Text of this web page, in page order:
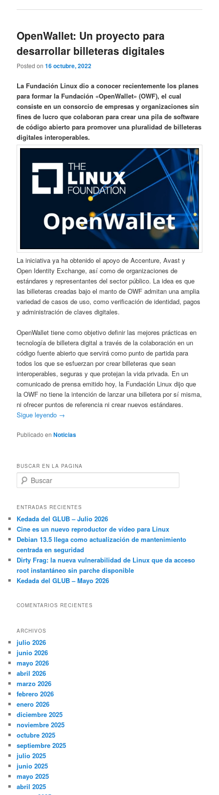
OpenWallet: Un proyecto para
desarrollar billeteras digitales
Posted on16 octubre, 2022
La Fundación Linux dio a conocer recientemente los planes
para formar la Fundación «OpenWallet» (OWF), el cual
consiste en un consorcio de empresas y organizaciones sin
fines de lucro que colaboran para crear una pila de software
de código abierto para promover una pluralidad de billeteras
digitales interoperables.
La iniciativa ya ha obtenido el apoyo de Accenture, Avast y
Open Identity Exchange, así como de organizaciones de
estándares y representantes del sector público. La idea es que
las billeteras creadas bajo el manto de OWF admitan una amplia
variedad de casos de uso, como verificación de identidad, pagos
y administración de claves digitales.
OpenWallet tiene como objetivo definir las mejores prácticas en
tecnología de billetera digital a través de la colaboración en un
código fuente abierto que servirá como punto de partida para
todos los que se esfuerzan por crear billeteras que sean
interoperables, seguras y que protejan la vida privada. En un
comunicado de prensa emitido hoy, la Fundación Linux dijo que
la OWF no tiene la intención de lanzar una billetera por sí misma,
ni ofrecer puntos de referencia ni crear nuevos estándares.
Sigue leyendo →
Publicado en Noticias
BUSCAR EN LA PAGINA
u
c
r
ENTRADAS RECIENTES
Kedada del GLUB – Julio 2026
Cine es un nuevo reproductor de vídeo para Linux
Debian 13.5 llega como actualización de mantenimiento
centrada en seguridad
Dirty Frag: la nueva vulnerabilidad de Linux que da acceso
root instantáneo sin parche disponible
Kedada del GLUB – Mayo 2026
COMENTARIOS RECIENTES
ARCHIVOS
julio 2026
junio 2026
mayo 2026
abril 2026
marzo 2026
febrero 2026
enero 2026
diciembre 2025
noviembre 2025
octubre 2025
septiembre 2025
julio 2025
junio 2025
mayo 2025
abril 2025